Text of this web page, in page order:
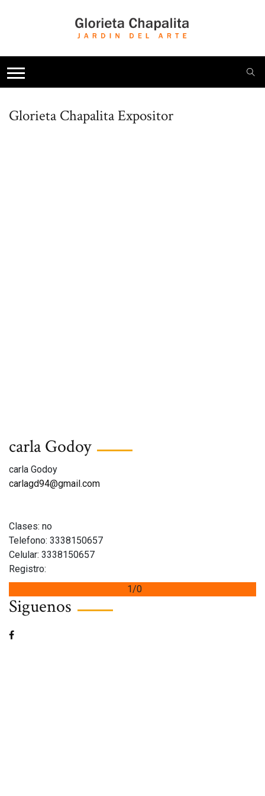
Glorieta ChapalitaExpositor
carla Godoy
carla Godoy
carlagd94@gmail.com
Clases: no
Telefono: 3338150657
Celular: 3338150657
Registro:
1/0
Siguenos